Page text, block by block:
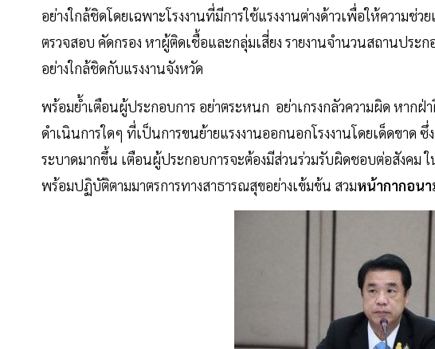
อย่างใกล้ชิดโดยเฉพาะโรงงานที่มีการใช้แรงงานต่างด้าวเพื่อให้ความ
ตรวจสอบ คัดกรอง หาผู้ติดเชื้อและกลุ่มเสี่ยง รายงานจำนวนสถานประก
อย่างใกล้ชิดกับแรงงานจังหวัด
พร้อมย้ำเตือนผู้ประกอบการ อย่าตระหนก อย่าเกรงกลัวความผิด หาก
ดำเนินการใดๆ ที่เป็นการขนย้ายแรงงานออกนอกโรงงานโดยเด็ดขาด
ระบาดมากขึ้น เตือนผู้ประกอบการจะต้องมีส่วนร่วมรับผิดชอบต่อสังคม
พร้อมปฏิบัติตามมาตรการทางสาธารณสุขอย่างเข้มข้น สวมหน้ากากอนา